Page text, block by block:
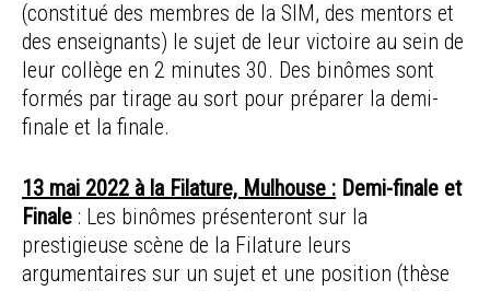
(constitué des membres de la SIM, des mentors et
des enseignants) le sujet de leur victoire au sein de
leur collège en 2 minutes 30. Des binômes sont
formés par tirage au sort pour préparer la demi-
finale et la finale.
13 mai 2022 à la Filature, Mulhouse : Demi-finale et
Finale : Les binômes présenteront sur la
prestigieuse scène de la Filature leurs
argumentaires sur un sujet et une position (thèse